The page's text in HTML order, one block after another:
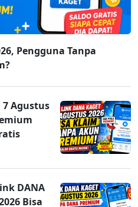
Pengguna Tanpa
7 Agustus
DANA
Bisa